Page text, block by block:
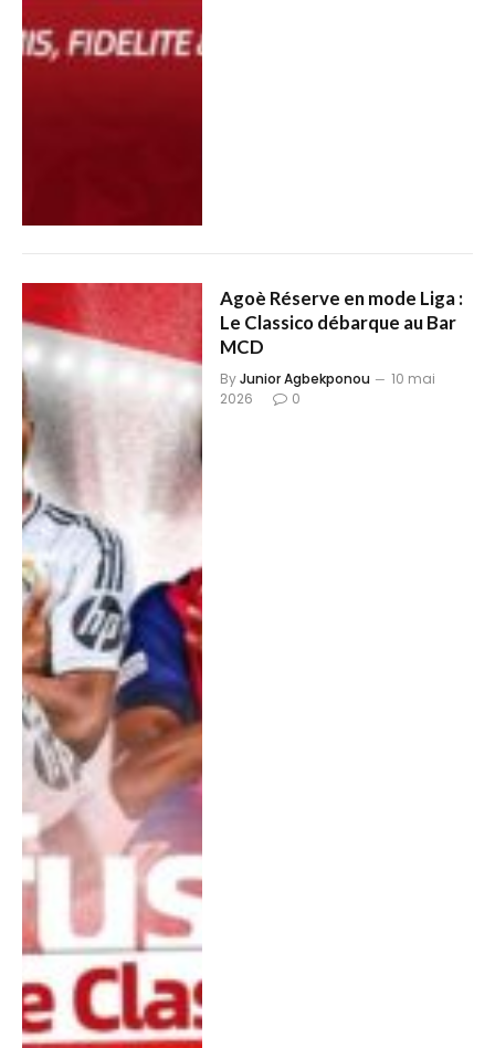
Agoè Réserve en mode Liga :
Le Classico débarque au Bar
MCD
ByJunior Agbekponou
10 mai
2026
0